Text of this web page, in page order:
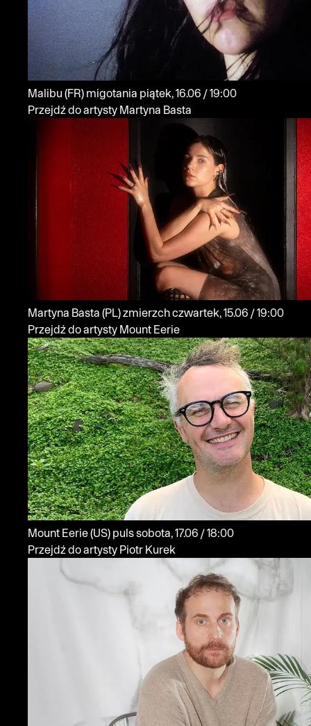
Malibu (FR) migotania
piątek, 16.06 / 19:00
Przejdź do artysty Martyna Basta
Martyna Basta (PL)zmierzch
czwartek, 15.06 / 19:00
Przejdź do artysty Mount Eerie
Mount Eerie(US) puls
sobota, 17.06 / 18:00
Przejdź do artysty Piotr Kurek